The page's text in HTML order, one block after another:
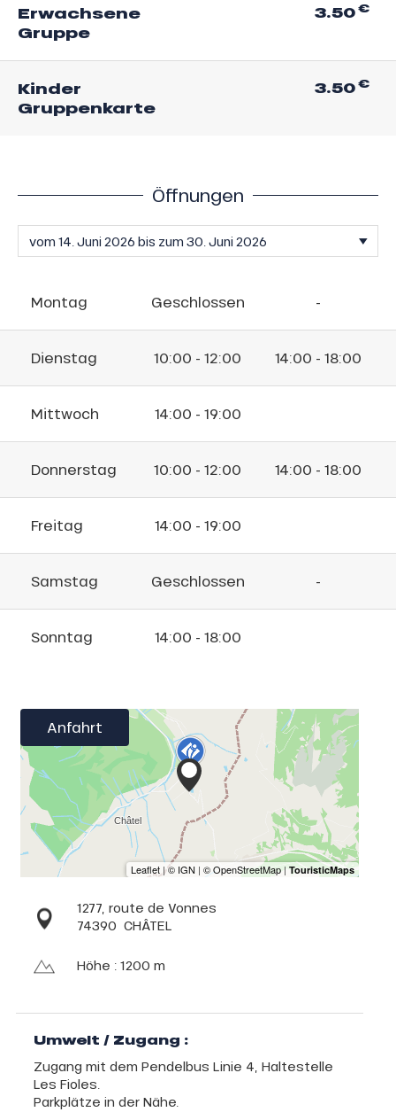
Erwachsene
Gruppe
3.50€
Kinder
Gruppenkarte
3.50€
Öffnungen
Montag Geschlossen -
Dienstag 10:00 - 12:00 14:00 - 18:00
Mittwoch 14:00 - 19:00
Donnerstag 10:00 - 12:00 14:00 - 18:00
Freitag 14:00 - 19:00
Samstag Geschlossen -
Sonntag 14:00 - 18:00
Anfahrt
1277, route de Vonnes
74390 CHÂTEL
Höhe : 1200 m
Umwelt / Zugang :
Zugang mit dem Pendelbus Linie 4, Haltestelle
Les Fioles.
Parkplätze in der Nähe.